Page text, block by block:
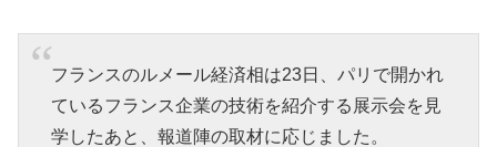
フランスのルメール経済相は23日、パリで開かれ
ているフランス企業の技術を紹介する展示会を見
学したあと、報道陣の取材に応じました。